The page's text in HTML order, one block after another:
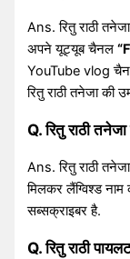
Ans. रितु राठी
अपने यूट्यूब चैनल
YouTube vlog
रितु राठी तनेजा
Q. रितु राठी
Ans. रितु राठी
मिलकर लैंग्विश्ड
सब्सक्राइबर है.
Q. रितु राठी